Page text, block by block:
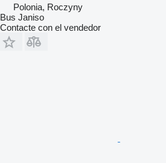
Polonia, Roczyny
Bus Janiso
Contacte con el vendedor